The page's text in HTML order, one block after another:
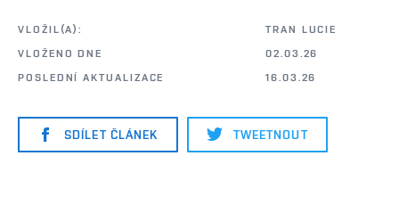
VLOŽIL(A):
TRAN LUCIE
VLOŽENO DNE
02.03.26
POSLEDNÍ AKTUALIZACE
16.03.26
SDÍLET ČLÁNEK TWEETNOUT